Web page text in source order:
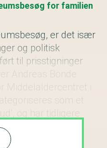
for familien
er det især
og politisk
til prisstigninger